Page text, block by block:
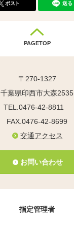
ポスト 送る
PAGETOP
〒270-1327
千葉県印西市大森2535
TEL.0476-42-8811
FAX.0476-42-8699
交通アクセス
お問い合わせ
指定管理者